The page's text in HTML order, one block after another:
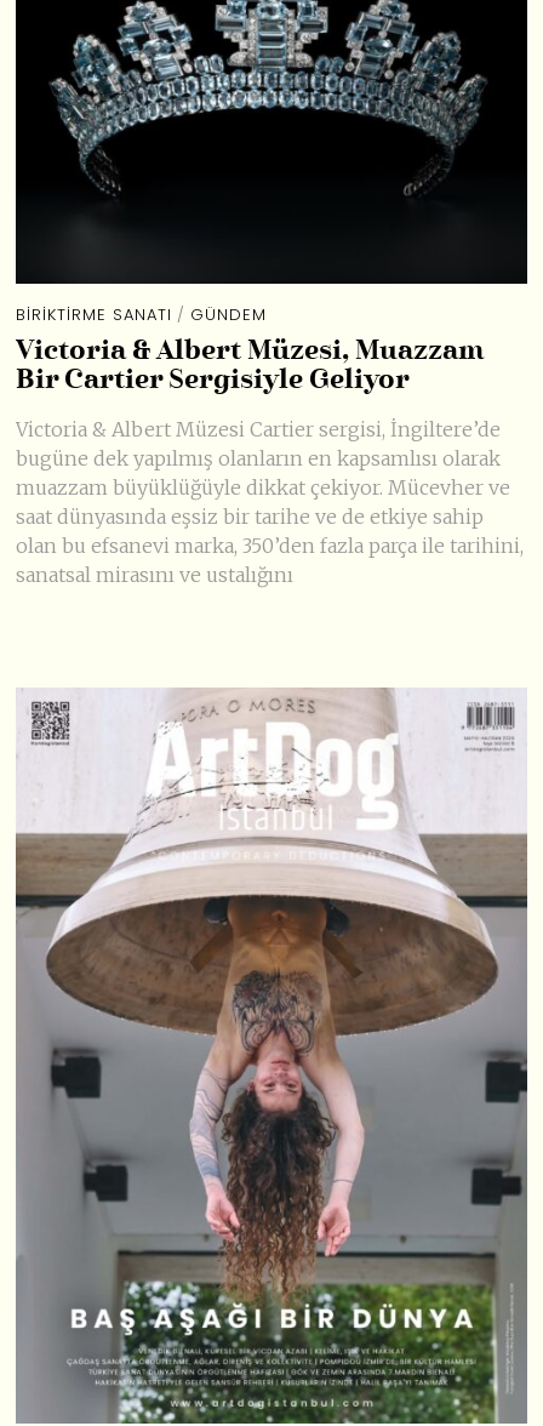
BIRIKTIRME SANATI / GÜNDEM
Victoria & Albert Müzesi, Muazzam
Bir Cartier Sergisiyle Geliyor
Victoria & Albert Müzesi Cartier sergisi, İngiltere’de
bugüne dek yapılmış olanların en kapsamlısı olarak
muazzam büyüklüğüyle dikkat çekiyor. Mücevher ve
saat dünyasında eşsiz bir tarihe ve de etkiye sahip
olan bu efsanevi marka, 350’den fazla parça ile tarihini,
sanatsal mirasını ve ustalığını